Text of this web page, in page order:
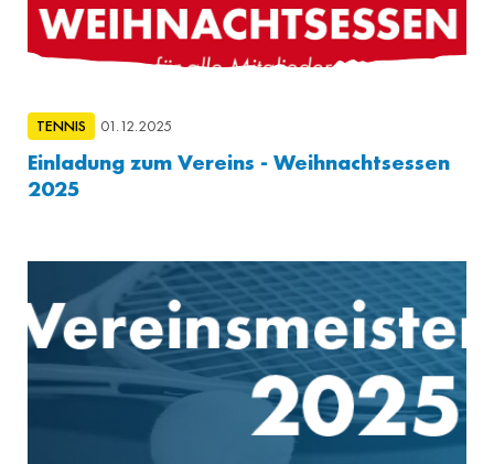
TENNIS 01.12.2025
Einladung zum Vereins - Weihnachtsessen
2025